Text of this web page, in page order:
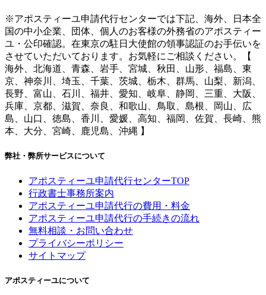
※アポスティーユ申請代行センターでは下記、海外、日本全
国の中小企業、団体、個人のお客様の外務省のアポスティー
ユ・公印確認。在東京の駐日大使館の領事認証のお手伝いを
させていただいております。お気軽にご相談ください。【
海外、北海道、青森、岩手、宮城、秋田、山形、福島、東
京、神奈川、埼玉、千葉、茨城、栃木、群馬、山梨、新潟、
長野、富山、石川、福井、愛知、岐阜、静岡、三重、大阪、
兵庫、京都、滋賀、奈良、和歌山、鳥取、島根、岡山、広
島、山口、徳島、香川、愛媛、高知、福岡、佐賀、長崎、熊
本、大分、宮崎、鹿児島、沖縄 】
弊社・弊所サービスについて
アポスティーユ申請代行センターTOP
行政書士事務所案内
アポスティーユ申請代行の費用・料金
アポスティーユ申請代行の手続きの流れ
無料相談・お問い合わせ
プライバシーポリシー
サイトマップ
アポスティーユについて